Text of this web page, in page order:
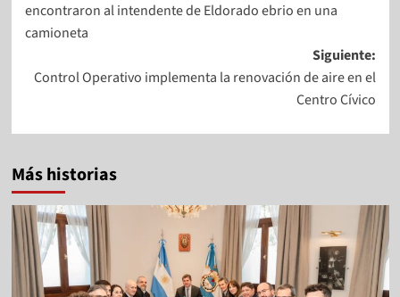
encontraron al intendente de Eldorado ebrio en una
camioneta
Siguiente:
Control Operativo implementa la renovación de aire en el
Centro Cívico
Más historias